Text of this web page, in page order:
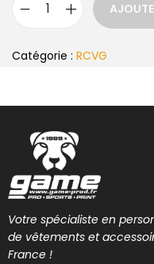
Catégorie : RCVG
Votre spécialiste en
de vêtements et
France !